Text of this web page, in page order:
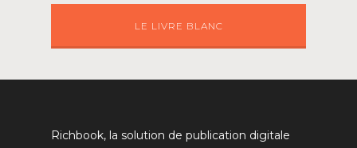
LE LIVRE BLANC
Richbook, la solution de publication digitale